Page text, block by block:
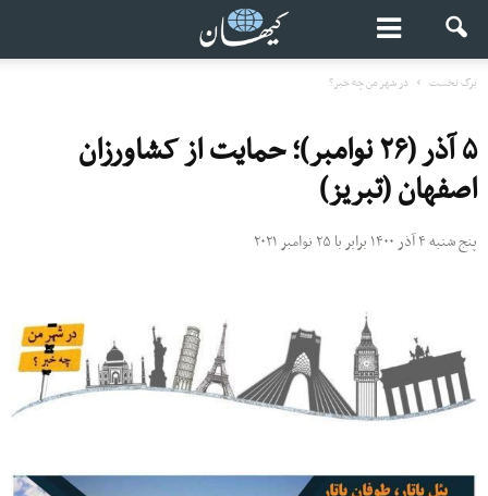
برگ نخست در شهر من چه خبر؟
۵ آذر (۲۶ نوامبر)؛ حمایت از کشاورزان
اصفهان (تبریز)
پنج شنبه ۴ آذر ۱۴۰۰ برابر با ۲۵ نوامبر ۲۰۲۱